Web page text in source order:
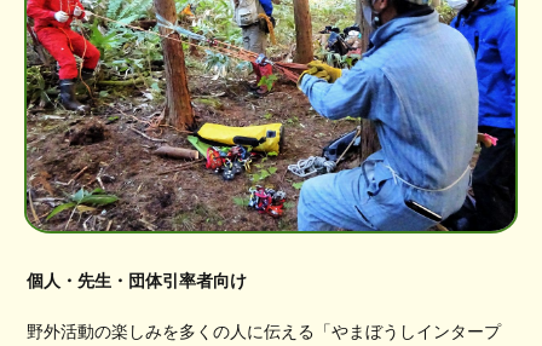
個人・先生・団体引率者向け
野外活動の楽しみを多くの人に伝える「やまぼうしインタープ